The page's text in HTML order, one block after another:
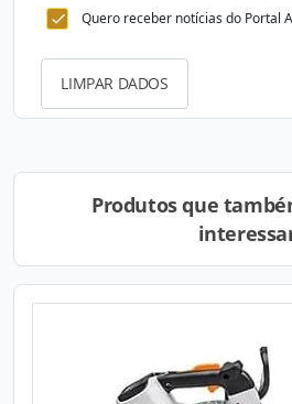
Quero receber notícias do Portal
LIMPAR DADOS
Produtos que